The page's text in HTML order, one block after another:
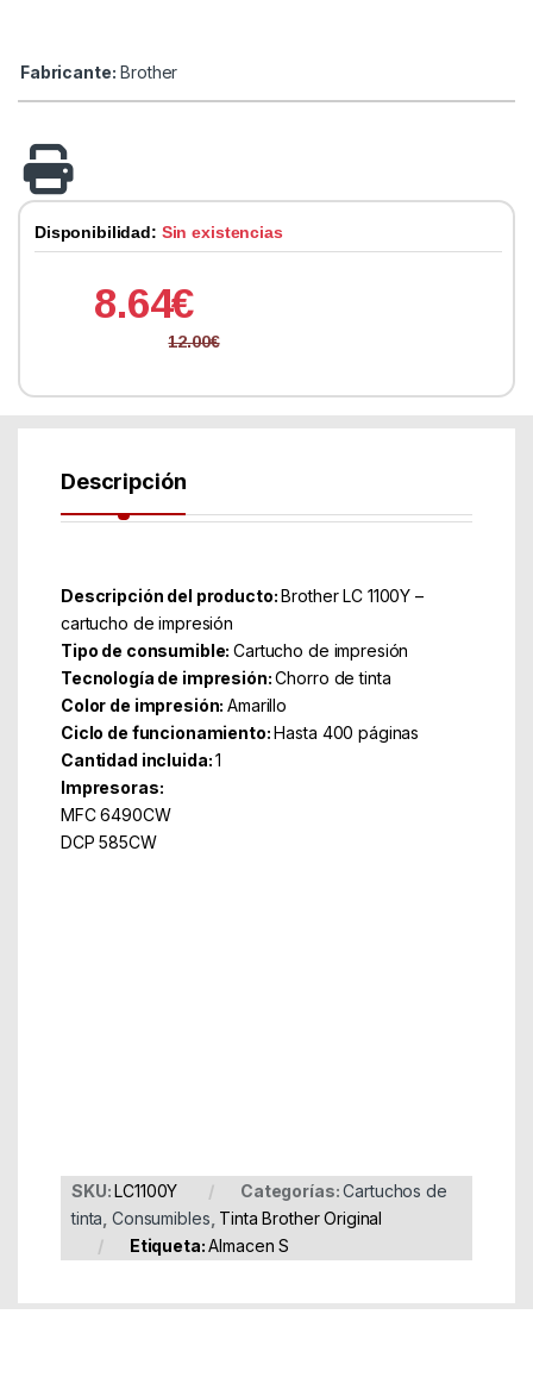
Fabricante: Brother
Disponibilidad: Sin existencias
8.64€
12.00€
Descripción
Descripción del producto:Brother LC 1100Y –
cartucho de impresión
Tipo de consumible:Cartucho de impresión
Tecnología de impresión:Chorro de tinta
Color de impresión:Amarillo
Ciclo de funcionamiento:Hasta 400 páginas
Cantidad incluida:1
Impresoras:
MFC 6490CW
DCP 585CW
SKU:LC1100Y Categorías:Cartuchos de
tinta ,Consumibles Tinta Brother Original
Etiqueta:Almacen S